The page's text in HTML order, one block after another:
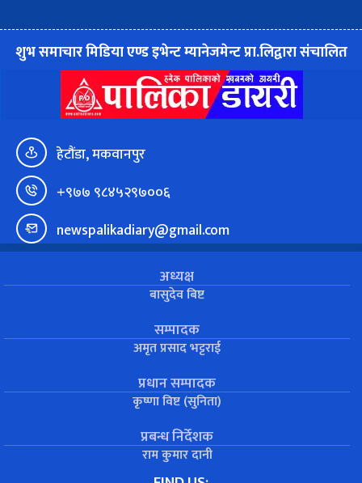
शुभ समाचार मिडिया एण्ड इभेन्ट म्यानेजमेन्ट प्रा.लिद्वारा संचालित
हेटौंडा, मकवानपुर
+९७७ ९८४५२९७००६
newspalikadiary@gmail.com
अध्यक्ष
बासुदेव बिष्ट
सम्पादक
अमृत प्रसाद भट्टराई
प्रधान सम्पादक
कृष्णा विष्ट (सुनिता)
प्रबन्ध निर्देशक
राम कुमार दानी